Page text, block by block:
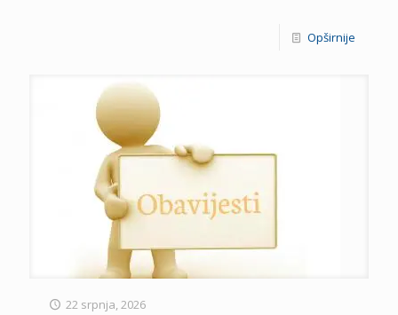
Opširnije
22 srpnja, 2026